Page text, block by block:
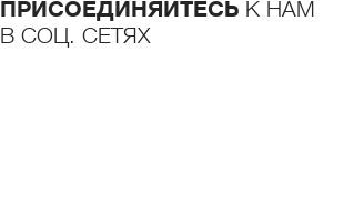
ПРИСОЕДИНЯЙТЕСЬК НАМ
В СОЦ. СЕТЯХ